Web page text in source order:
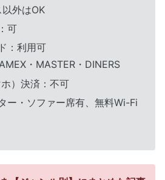
外はOK
可
：利用可
・MASTER・DINERS
）決済：不可
ー・ソファー席有、無料Wi-Fi